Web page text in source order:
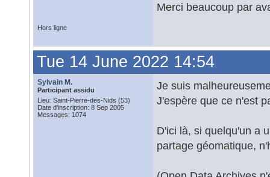
Merci beaucoup par
Hors ligne
Tue 14 June 2022 14:54
Sylvain M.
Participant assidu
Lieu: Saint-Pierre-des-Nids (53)
Date d'inscription: 8 Sep 2005
Messages: 1074
Je suis
J'espère que ce n'est
D'ici là, si quelqu'un a
partage géomatique,